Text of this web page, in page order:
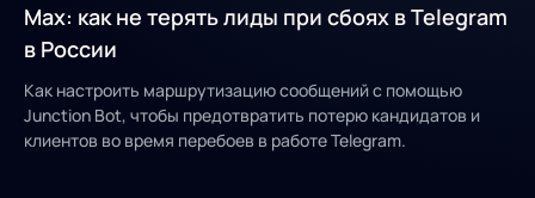
Max: как не терять лиды при сбоях в Telegram
в России
Как настроить маршрутизацию сообщений с помощью
Junction Bot, чтобы предотвратить потерю кандидатов и
клиентов во время перебоев в работе Telegram.